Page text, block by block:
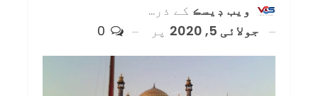
ويب ڊيسڪ کے ذریعہ
جولائی 5, 2020
پر